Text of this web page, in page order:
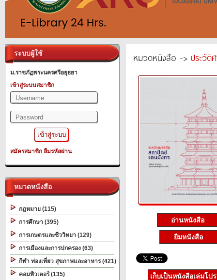
ระบบผู้ใช้
ม.ราชภัฏพระนครศรีอยุธยา
เข้าสู่ระบบสมาชิก
สมัครสมาชิก ลืมรหัสผ่าน
หมวดหนังสือ
กฎหมาย (115)
การศึกษา (395)
การเกษตรและชีววิทยา (129)
การเมืองและการปกครอง (63)
กีฬา ท่องเที่ยว สุขภาพและอาหาร (421)
คอมพิวเตอร์ (135)
หมวดหนังสือ -> ประวัติ
อ่านหนังสือ
ยืมหนังสือ
เก็บเป็นหนังสือเล่มโป